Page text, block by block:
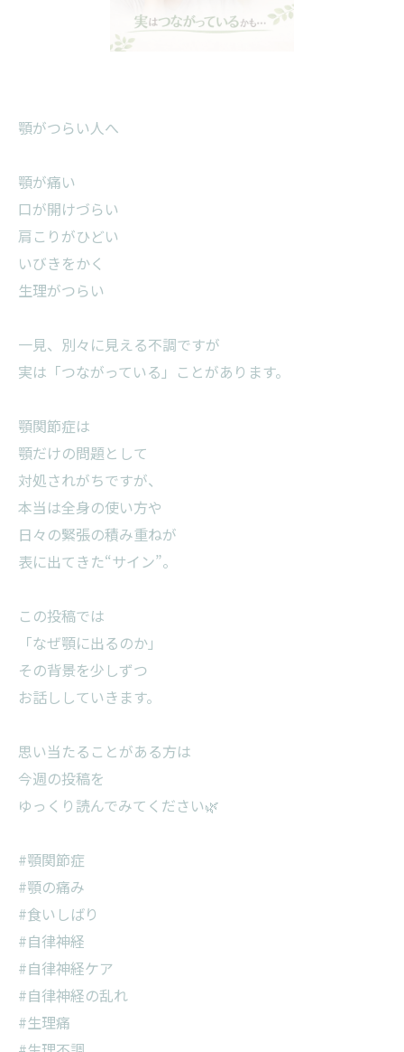
顎がつらい人へ
顎が痛い
口が開けづらい
肩こりがひどい
いびきをかく
生理がつらい
一見、別々に見える不調ですが
実は「つながっている」ことがあります。
顎関節症は
顎だけの問題として
対処されがちですが、
本当は全身の使い方や
日々の緊張の積み重ねが
表に出てきた“サイン”。
この投稿では
「なぜ顎に出るのか」
その背景を少しずつ
お話ししていきます。
思い当たることがある方は
今週の投稿を
ゆっくり読んでみてください🌿
#顎関節症
#顎の痛み
#食いしばり
#自律神経
#自律神経ケア
#自律神経の乱れ
#生理痛